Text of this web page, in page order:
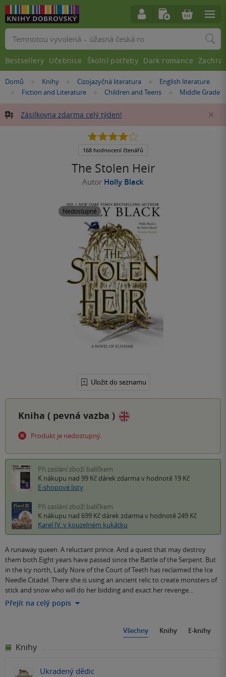
Nacházíte
Domů »Knihy »Cizojazyčná literatura »English literature
»Fiction and Literature »
Children and Teens »
Middle Grade
Zásilkovna zdarma celý týden!
The Stolen Heir
Autor Holly Black
Nedostupné
Uložit do seznamu
4.1
5
168 hodnocení čtenářů
Kniha ( pevná vazba )
Produkt je nedostupný.
Při zaslání zboží balíčkem
K nákupu nad 99 Kč dárek zdarma v hodnotě 19 Kč
E-shopové listy
Při zaslání zboží balíčkem
K nákupu nad 699 Kč dárek zdarma v hodnotě 249 Kč
Karel IV. v kouzelném kukátku
A runaway queen. A reluctant prince. And a quest that may destroy
them both.Eight years have passed since the Battle of the Serpent. But
in the icy north, Lady Nore of the Court of Teeth has reclaimed the Ice
Needle Citadel. There she is using an ancient relic to create monsters of
stick and snow who will do her bidding and exact her revenge…
Přejít na celý popis
Všechny Knihy E-knihy
Knihy
Ukradený dědic
Vyhledávání
Bestsellery Učebnice Školní potřeby Dark romance